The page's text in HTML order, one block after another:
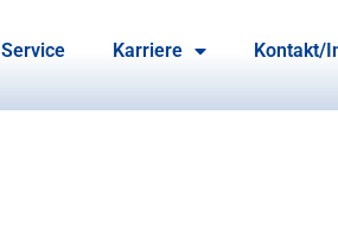
Service Karriere Kontakt/